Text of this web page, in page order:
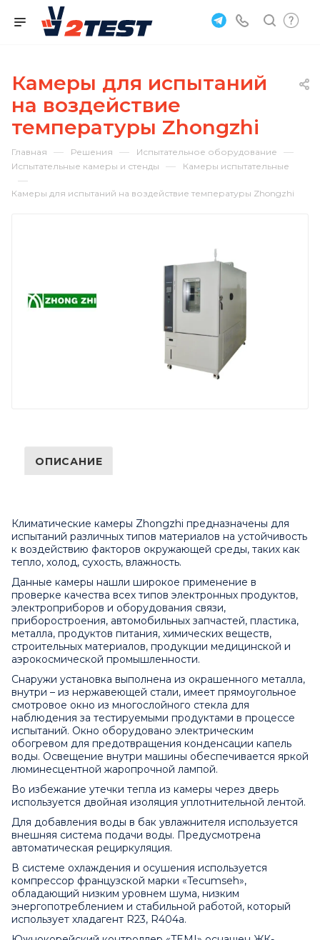
Камеры для испытаний
на воздействие
температуры Zhongzhi
Главная — Решения — Испытательное оборудование —
Испытательные камеры и стенды — Камеры испытательные
—
Камеры для испытаний на воздействие температуры Zhongzhi
ОПИСАНИЕ
Климатические камеры Zhongzhi предназначены для
испытаний различных типов материалов на устойчивость
к воздействию факторов окружающей среды, таких как
тепло, холод, сухость, влажность.
Данные камеры нашли широкое применение в
проверке качества всех типов электронных продуктов,
электроприборов и оборудования связи,
приборостроения, автомобильных запчастей, пластика,
металла, продуктов питания, химических веществ,
строительных материалов, продукции медицинской и
аэрокосмической промышленности.
Снаружи установка выполнена из окрашенного металла,
внутри – из нержавеющей стали, имеет прямоугольное
смотровое окно из многослойного стекла для
наблюдения за тестируемыми продуктами в процессе
испытаний. Окно оборудовано электрическим
обогревом для предотвращения конденсации капель
воды. Освещение внутри машины обеспечивается яркой
люминесцентной жаропрочной лампой.
Во избежание утечки тепла из камеры через дверь
используется двойная изоляция уплотнительной лентой.
Для добавления воды в бак увлажнителя используется
внешняя система подачи воды. Предусмотрена
автоматическая рециркуляция.
В системе охлаждения и осушения используется
компрессор французской марки «Tecumseh»,
обладающий низким уровнем шума, низким
энергопотреблением и стабильной работой, который
использует хладагент R23, R404a.